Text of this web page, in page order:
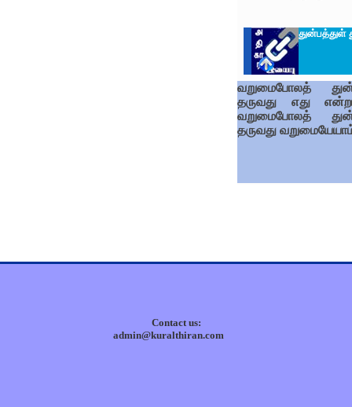
துன்பத்துள்
வறுமைபோலத்
தருவது எது
வறுமைபோலத்
தருவது
Contact us:
admin@kuralthiran.com